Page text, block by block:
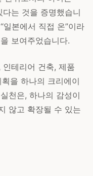
는 것을 증명했습니
본에서 직접 온”이라
보여주었습니다.
인테리어 건축, 제품
을 하나의 크리에이
천은, 하나의 감성이
않고 확장될 수 있는